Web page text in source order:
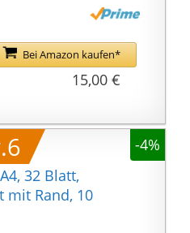
sind
Ecken
unschöne
bestehend
Schulheften,
Bei Amazon kaufen*
15,00 €
-4%
32 Blatt,
mit Rand, 10